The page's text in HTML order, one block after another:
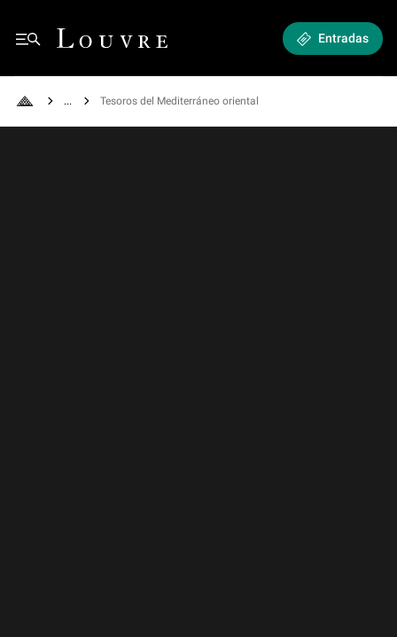
Louvre - Back to Home
Entradas
Back to Home
See all breadcrumbs
Tesoros del Mediterráneo oriental